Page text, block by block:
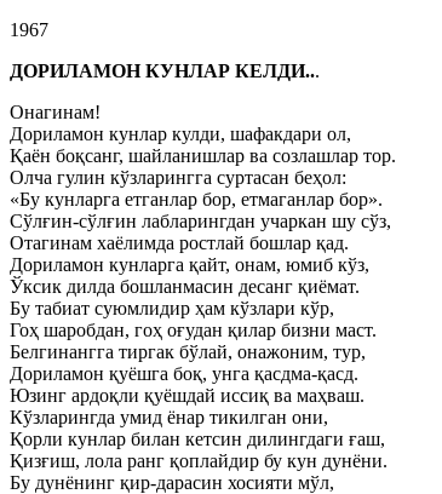
1967
ДОРИЛАМОН КУНЛАР КЕЛДИ...
Онагинам!
Дориламон кунлар кулди, шафакдари ол,
Қаён боқсанг, шайланишлар ва созлашлар тор.
Олча гулин кўзларингга суртасан беҳол:
«Бу кунларга етганлар бор, етмаганлар бор».
Сўлғин-сўлғин лабларингдан учаркан шу сўз,
Отагинам хаёлимда ростлай бошлар қад.
Дориламон кунларга қайт, онам, юмиб кўз,
Ўксик дилда бошланмасин десанг қиёмат.
Бу табиат суюмлидир ҳам кўзлари кўр,
Гоҳ шаробдан, гоҳ оғудан қилар бизни маст.
Белгинангга тиргак бўлай, онажоним, тур,
Дориламон қуёшга боқ, унга қасдма-қасд.
Юзинг ардоқли қуёшдай иссиқ ва маҳваш.
Кўзларингда умид ёнар тикилган они,
Қорли кунлар билан кетсин дилингдаги ғаш,
Қизғиш, лола ранг қоплайдир бу кун дунёни.
Бу дунёнинг қир-дарасин хосияти мўл,